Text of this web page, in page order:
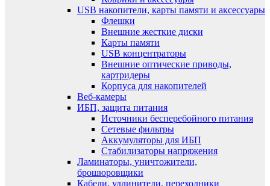
USB накопители, карты памяти и аксессуары
Флешки
Внешние жесткие диски
Карты памяти
USB концентраторы
Внешние оптические приводы,
картридеры
Корпуса для накопителей
Веб-камеры
ИБП, защита питания
Источники бесперебойного питания
Сетевые фильтры
Аккумуляторы для ИБП
Стабилизаторы напряжения
Ламинаторы, уничтожители,
брошюровщики
Кабели, удлинители, переходники